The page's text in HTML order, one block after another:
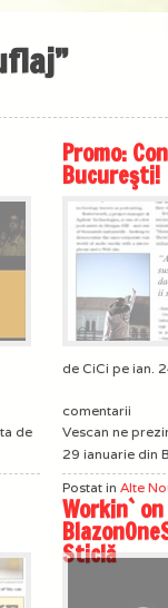
de
Promo:
Bucureşti!
de CiCi pe ian.
comentarii
Vescan ne
29 ianuarie din
Postat in Alte
Workin`
Sticlă